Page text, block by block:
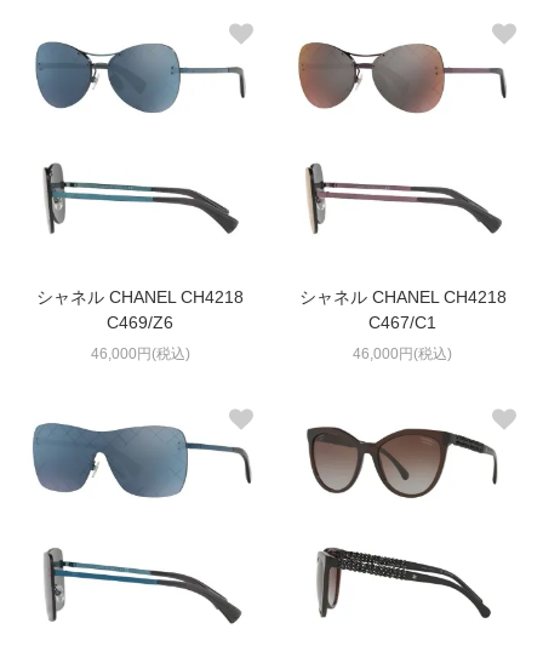
シャネル CHANEL CH4218
C469/Z6
46,000円(税込)
シャネル CHANEL CH4218
C467/C1
46,000円(税込)